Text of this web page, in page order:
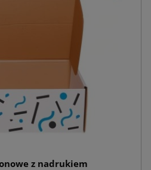
z nadrukiem